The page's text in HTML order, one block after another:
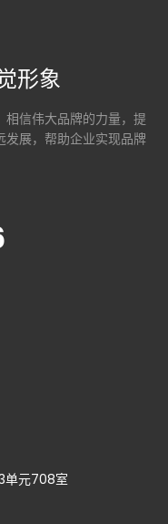
形象
信伟大品牌的力量，提
发展，帮助企业实现品牌
单元708室